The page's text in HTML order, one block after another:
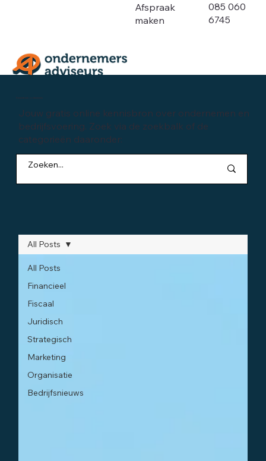
Afspraak
maken
085 060
6745
Kennisbank ondernemen
Jouw gratis online kennisbron over ondernemen en
bedrijfsvoering. Zoek via de zoekbalk of de
categorieën daaronder:
All Posts
Financieel
Fiscaal
Juridisch
Strategisch
Marketing
Organisatie
Bedrijfsnieuws
All Posts